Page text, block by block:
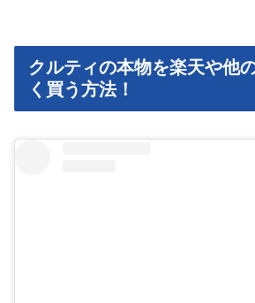
クルティの本物を楽天や他
く買う方法！